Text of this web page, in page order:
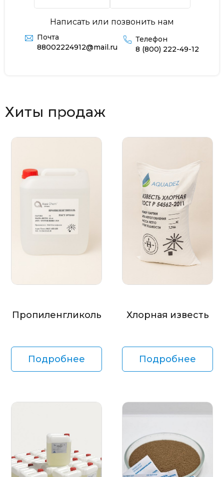
Написать или позвонить нам
Почта
88002224912@mail.ru
Телефон
8 (800) 222-49-12
Хиты продаж
Пропиленгликоль
Подробнее
Хлорная известь
Подробнее